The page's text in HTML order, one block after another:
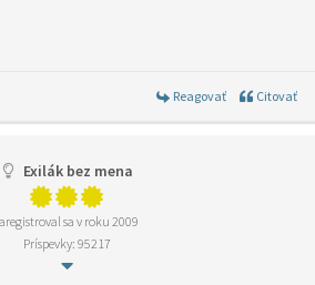
Reagovať Citovať
Exilák bez mena
sa v roku 2009
Príspevky: 95217